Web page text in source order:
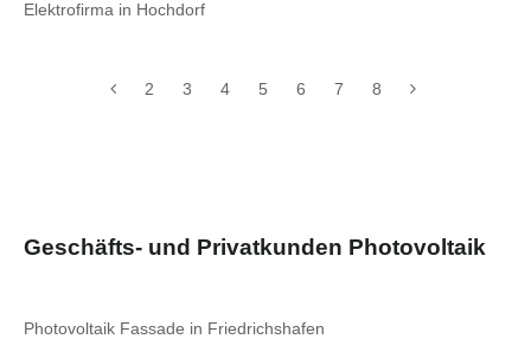
Elektrofirma in Hochdorf
2 3 4 5 6 7 8
Geschäfts- und Privatkunden Photovoltaik
Photovoltaik Fassade in Friedrichshafen